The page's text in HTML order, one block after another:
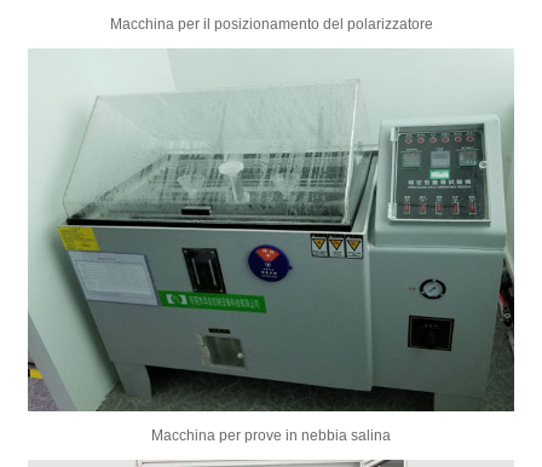
Macchina per il posizionamento del polarizzatore
Macchina per prove in nebbia salina